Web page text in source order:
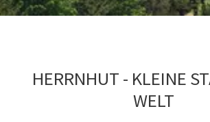
HERRNHUT - KLEINE
WELT